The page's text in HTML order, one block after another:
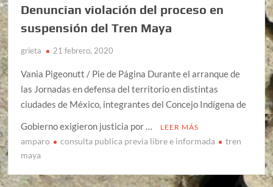
Denuncian violación del proceso en
suspensión del Tren Maya
grieta 21 febrero, 2020
Vania Pigeonutt / Pie de Página Durante el arranque de
las Jornadas en defensa del territorio en distintas
ciudades de México, integrantes del Concejo Indígena de
Gobierno exigieron justicia por …
LEER MÁS
amparo consulta publica previa libre e informada
tren
maya